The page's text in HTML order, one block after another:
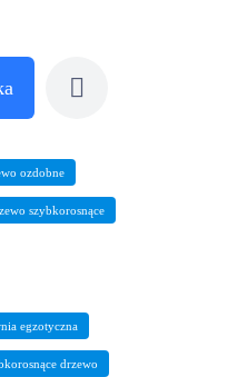
ozdobne
szybkorosnące
egzotyczna
drzewo